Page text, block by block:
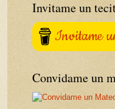
Invitame un
Invitame
Convidame un